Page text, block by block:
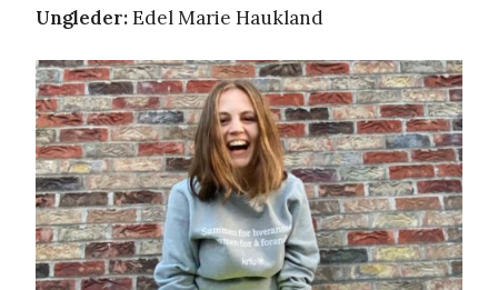
Ungleder:Edel Marie Haukland